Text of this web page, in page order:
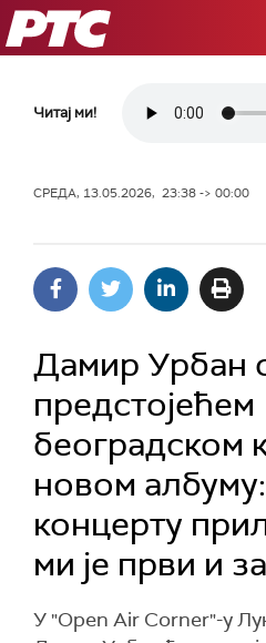
РТС
Читај ми!
СРЕДА, 13.05.2026, 23:38 -> 00:00
Дамир Урбан
предстојећем
београдском
новом
концерту
ми је први и
У "Open Air Corner"-у